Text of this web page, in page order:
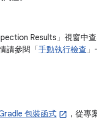
Results」 視窗中
請參閱「 手動執行檢查」
包裝函式
，從專